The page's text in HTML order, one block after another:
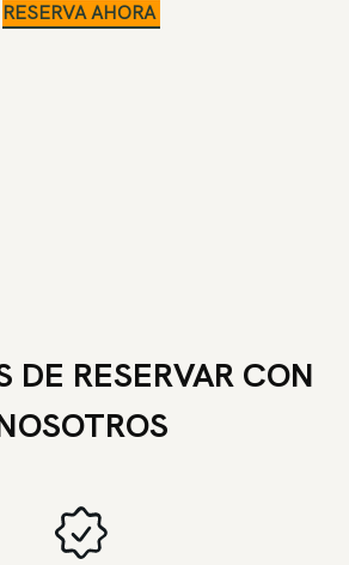
RESERVA AHORA
DE RESERVAR CON